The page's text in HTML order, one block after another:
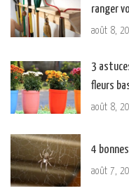
ranger
août 8,
3
fleurs
août 8,
4
août 7,